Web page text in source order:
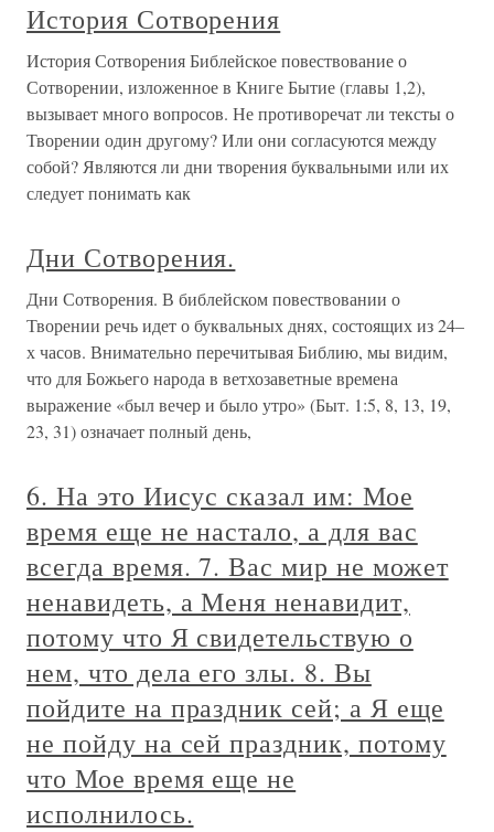
История Сотворения
История Сотворения Библейское повествование о
Сотворении, изложенное в Книге Бытие (главы 1,2),
вызывает много вопросов. Не противоречат ли тексты о
Творении один другому? Или они согласуются между
собой? Являются ли дни творения буквальными или их
следует понимать как
Дни Сотворения.
Дни Сотворения. В библейском повествовании о
Творении речь идет о буквальных днях, состоящих из 24–
х часов. Внимательно перечитывая Библию, мы видим,
что для Божьего народа в ветхозаветные времена
выражение «был вечер и было утро» (Быт. 1:5, 8, 13, 19,
23, 31) означает полный день,
6. На это Иисус сказал им: Мое
время еще не настало, а для вас
всегда время. 7. Вас мир не может
ненавидеть, а Меня ненавидит,
потому что Я свидетельствую о
нем, что дела его злы. 8. Вы
пойдите на праздник сей; а Я еще
не пойду на сей праздник, потому
что Мое время еще не
исполнилось.